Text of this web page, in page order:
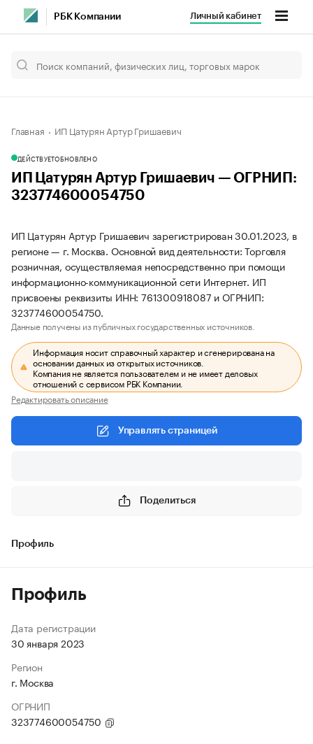
РБК Компании Личный кабинет
Главная ИП Цатурян Артур Гришаевич
ДЕЙСТВУЕТОБНОВЛЕНО
ИП Цатурян Артур Гришаевич — ОГРНИП:
323774600054750
ИП Цатурян Артур Гришаевич зарегистрирован 30.01.2023, в
регионе — г. Москва. Основной вид деятельности: Торговля
розничная, осуществляемая непосредственно при помощи
информационно-коммуникационной сети Интернет. ИП
присвоены реквизиты ИНН: 761300918087 и ОГРНИП:
323774600054750.
Данные получены из публичных государственных источников.
Информация носит справочный характер и сгенерирована на
основании данных из открытых источников.
Компания не является пользователем и не имеет деловых
отношений с сервисом РБК Компании.
Редактировать описание
Управлять страницей
Поделиться
Профиль
Профиль
Дата регистрации
30 января 2023
Регион
г. Москва
ОГРНИП
323774600054750